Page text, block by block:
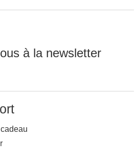
à la newsletter